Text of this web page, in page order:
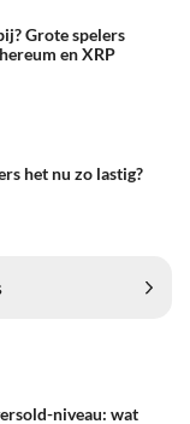
Grote spelers
en XRP
het nu zo lastig?
niveau: wat